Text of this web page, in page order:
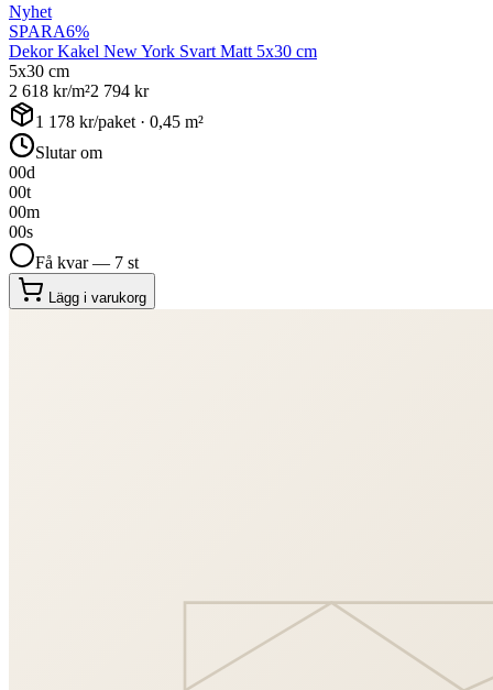
Nyhet
SPARA6%
Dekor Kakel New York Svart Matt 5x30 cm
5x30 cm
2 618 kr/m²2 794 kr
1 178 kr/paket · 0,45 m²
Slutar om
00d
00t
00m
00s
Få kvar — 7 st
Lägg i varukorg